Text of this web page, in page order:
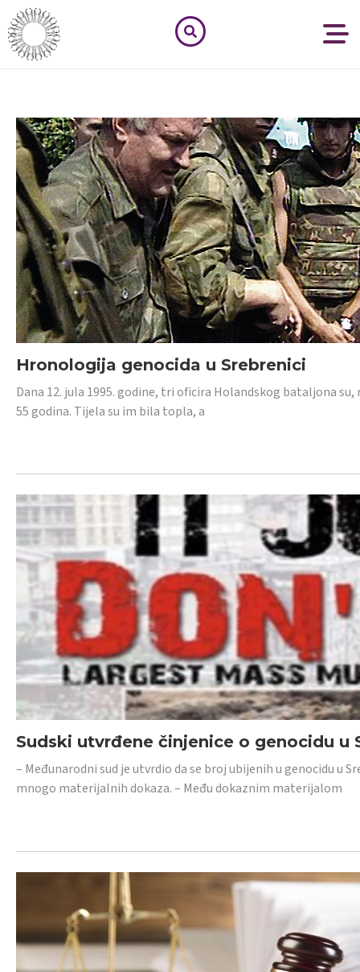
Hronologija genocida u Srebrenici
Dana 12. jula 1995. godine, tri oficira Holandskog bataljona
55 godina. Tijela su im bila topla, a
Sudski utvrđene činjenice o genocidu u
– Međunarodni sud je utvrdio da se broj ubijenih u genocidu u
mnogo materijalnih dokaza. – Među dokaznim materijalom